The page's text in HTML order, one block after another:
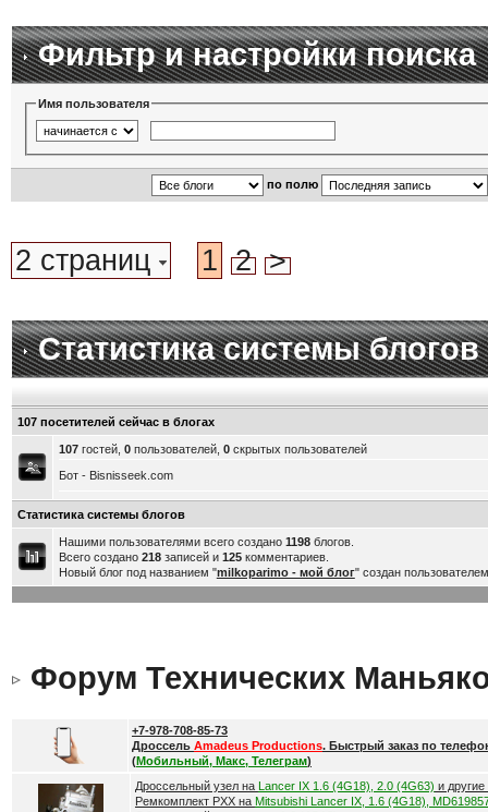
Фильтр и настройки поиска
Имя пользователя
по полю
2 страниц 1 2 >
Статистика системы блогов
107 посетителей сейчас в блогах
107гостей, 0пользователей, 0скрытых пользователей
Бот - Bisnisseek.com
Статистика системы блогов
Нашими пользователями всего создано 1198блогов.
Всего создано 218записей и 125комментариев.
Новый блог под названием "milkoparimo - мой блог" создан
Форум Технических
+7-978-708-85-73
Дроссель Amadeus Productions. Быстрый заказ по
(Мобильный, Макс, Телеграм)
Дроссельный узел на Lancer IX 1.6 (4G18), 2.0 (4G63) и
Ремкомплект РХХ на Mitsubishi Lancer IX, 1.6 (4G18),